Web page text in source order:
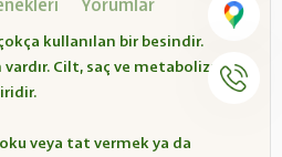
Yorumlar
kullanılan bir besindir.
vardır. Cilt, saç ve metabolizma
veya tat vermek ya da